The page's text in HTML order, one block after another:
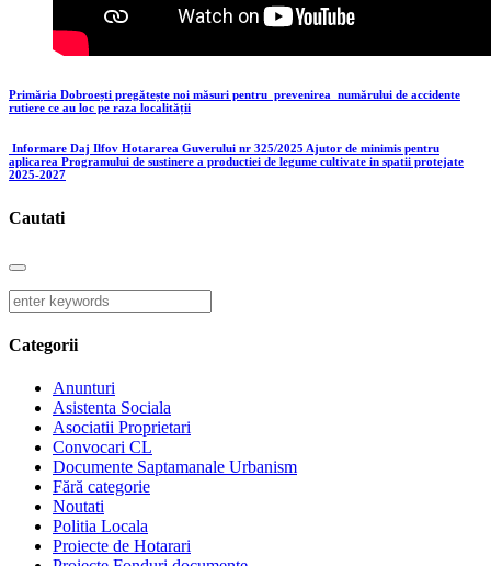
Primăria Dobroești pregătește noi măsuri pentru prevenirea numărului de accidente
rutiere ce au loc pe raza localității
Informare Daj Ilfov Hotararea Guverului nr 325/2025 Ajutor de minimis pentru
aplicarea Programului de sustinere a productiei de legume cultivate in spatii protejate
2025-2027
Cautati
Categorii
Anunturi
Asistenta Sociala
Asociatii Proprietari
Convocari CL
Documente Saptamanale Urbanism
Fără categorie
Noutati
Politia Locala
Proiecte de Hotarari